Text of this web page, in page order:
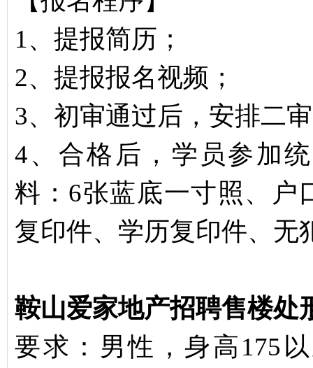
1、提报简历；
2、提报报名视频；
3、初审通过后，安排二
4、合格后，学员参加
料：6张蓝底一寸照、户
复印件、学历复印件、无
鞍山爱家地产招聘售楼处
要求：男性，身高175